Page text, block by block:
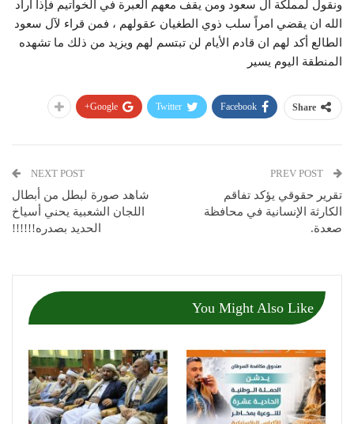
ونقول لمملكة ال سعود ومن يقف معهم العبرة في الخواتيم فإذا أراد
الله ان يقضي امراً سلب ذوي الطغيان عقولهم ، فمن قراء لآل سعود
الطالع أكد لهم ان قادم الأيام لن تبتسم لهم ويزيد من ذلك ما تشهده
المنطقة اليوم يسير
Share
Facebook
Twitter
Google+
تقرير حقوقي يؤكد تفاقم
الكارثة الإنسانية في محافظة
صعدة.
NEXT POST
شاهد صورة لبطل من أبطال
اللجان الشعبية يحني أسياخ
الحديد بصدره!!!!!!
You Might Also Like